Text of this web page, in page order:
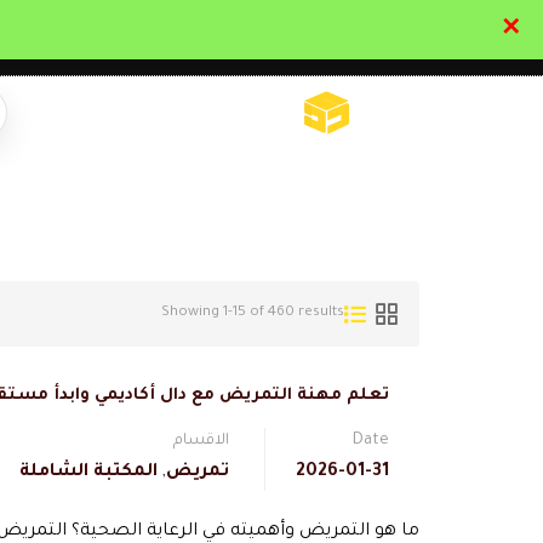
Showing 1-15 of 460 results
تعلم مهنة التمريض مع دال أكاديمي وابدأ
Date
2026-01-31
الاقسام
تمريض, المكتبة الشاملة
ما هو التمريض وأهميته في الرعاية الصحية؟
✕